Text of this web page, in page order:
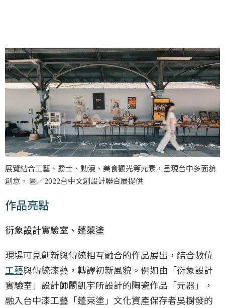
展覽結合工藝、爵士、動漫、美食觀光等元素，呈現台中多面貌
創意。 圖／2022台中文創設計聯合展提供
作品亮點
衍象設計實驗室、蓬萊塗
現場可見創新與傳統相互融合的作品展出，結合數位
工藝與傳統漆藝，轉譯初新風貌。例如由「衍象設計
實驗室」設計師闞凱宇所設計的陶瓷作品「元器」，
融入台中漆工藝「蓬萊塗」文化資產保存者吳樹發的